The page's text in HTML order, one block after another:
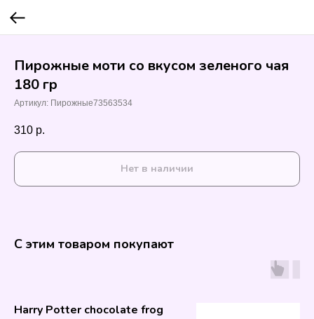
Пирожные моти со вкусом зеленого чая
180 гр
Артикул: Пирожные73563534
310 р.
Нет в наличии
С этим товаром покупают
Harry Potter chocolate frog